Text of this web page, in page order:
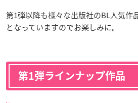
第1弾以降も様々な出版社のBL人気作
となっていますのでお楽しみに。
第1弾ラインナップ作品